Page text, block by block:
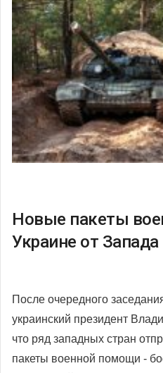
Новые пакеты
Украине от Запада
После очередного
украинский президент
что ряд западных стран
пакеты военной помощи -